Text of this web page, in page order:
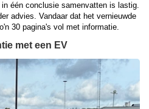
één conclusie samenvatten is lastig.
advies. Vandaar dat het vernieuwde
30 pagina's vol met informatie.
met een EV